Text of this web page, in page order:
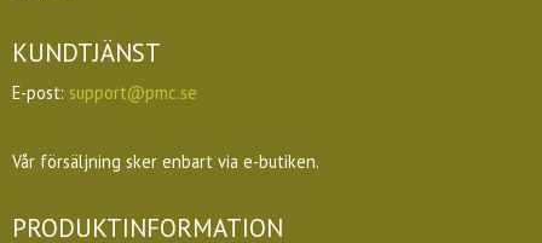
KUNDTJÄNST
E-post: support@pmc.se
Vår försäljning sker enbart via e-butiken.
PRODUKTINFORMATION